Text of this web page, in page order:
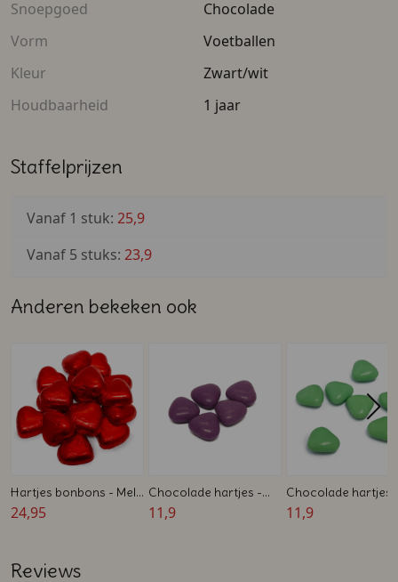
bevatten.
Energie: 2144 kJ / 512 kcal
Eiwitten: 6,5 g
cm diep, 18,8 cm breed en lang.
Snoepgoed
Chocolade
Vorm
Voetballen
Kleur
Zwart/wit
Houdbaarheid
1 jaar
Staffelprijzen
Vanaf 1 stuk: 25,9
Vanaf 5 stuks: 23,9
Anderen bekeken ook
Hartjes bonbons - Melk
Chocolade - 900 gram
24,95
Chocolade hartjes -
Paars - Snoep - 1 kg
11,9
Chocolade hartjes
Groen - Snoep - 1
11,9
Reviews